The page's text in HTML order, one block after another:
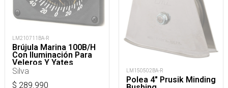
LM210711BA-R
Brújula Marina 100B/H
Con Iluminación Para
Veleros Y Yates
Silva
$ 289.990
LM150502BA-R
Polea 4" Prusik Minding